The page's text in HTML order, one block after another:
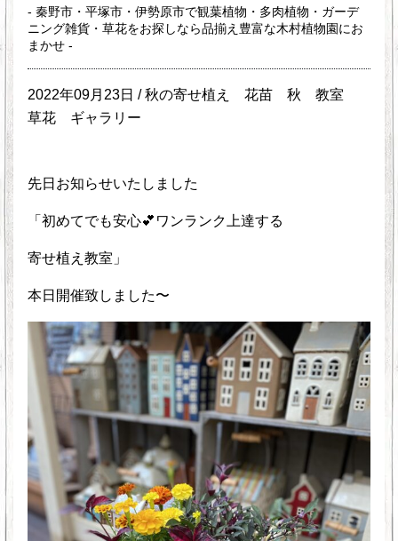
- 秦野市・平塚市・伊勢原市で観葉植物・多肉植物・ガーデ
ニング雑貨・草花をお探しなら品揃え豊富な木村植物園にお
まかせ -
2022年09月23日 /秋の寄せ植え 花苗 秋
教室
草花
ギャラリー
先日お知らせいたしました
「初めてでも安心💕ワンランク上達する
寄せ植え教室」
本日開催致しました〜